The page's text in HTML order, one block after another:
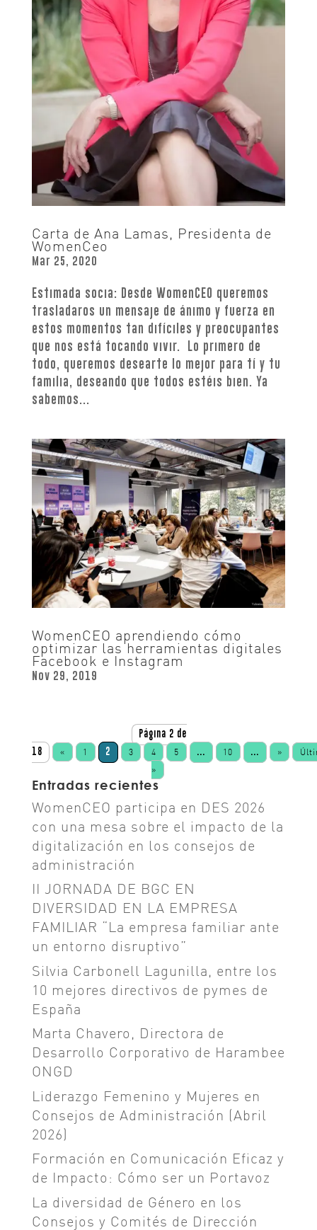
Carta de Ana Lamas, Presidenta de
WomenCeo
Mar 25, 2020
Estimada socia: Desde WomenCEO queremos
trasladaros un mensaje de ánimo y fuerza en
estos momentos tan difíciles y preocupantes
que nos está tocando vivir. Lo primero de
todo, queremos desearte lo mejor para tí y tu
familia, deseando que todos estéis bien. Ya
sabemos...
WomenCEO aprendiendo cómo
optimizar las herramientas digitales
Facebook e Instagram
Nov 29, 2019
Página 2 de
18
« 1 2 3 4 5 ... 10 ... »
»
Entradas recientes
WomenCEO participa en DES 2026
con una mesa sobre el impacto de la
digitalización en los consejos de
administración
II JORNADA DE BGC EN
DIVERSIDAD EN LA EMPRESA
FAMILIAR “La empresa familiar ante
un entorno disruptivo”
Silvia Carbonell Lagunilla, entre los
10 mejores directivos de pymes de
España
Marta Chavero, Directora de
Desarrollo Corporativo de Harambee
ONGD
Liderazgo Femenino y Mujeres en
Consejos de Administración (Abril
2026)
Formación en Comunicación Eficaz y
de Impacto: Cómo ser un Portavoz
La diversidad de Género en los
Consejos y Comités de Dirección